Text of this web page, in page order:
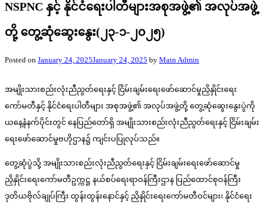
NSPNC နှင့် နိုင်ငံရေးပါတီများအစုအဖွဲ့၏ အလုပ်အဖွဲ့
တို့ တွေ့ဆုံဆွေးနွေး(၂၃-၁-၂၀၂၅)
Posted on January 24, 2025January 24, 2025 by Main Admin
အမျိုးသားစည်းလုံးညီညွတ်ရေးနှင့် ငြိမ်းချမ်းရေးဖော်ဆောင်မှုညှိနှိုင်းရေး
ကော်မတီနှင့် နိုင်ငံရေးပါတီများ အစုအဖွဲ့၏ အလုပ်အဖွဲ့တို့ တွေ့ဆုံဆွေးနွေးပွဲကို
ယနေ့နံနက်ပိုင်းတွင် နေပြည်တော်ရှိ အမျိုးသားစည်းလုံးညီညွတ်ရေးနှင့် ငြိမ်းချမ်း
ရေးဖော်ဆောင်မှုဗဟိုဌာန၌ ကျင်းပပြုလုပ်သည်။
တွေ့ဆုံပွဲသို့ အမျိုးသားစည်းလုံးညီညွတ်ရေးနှင့် ငြိမ်းချမ်းရေးဖော်ဆောင်မှု
ညှိနှိုင်းရေးကော်မတီဥက္ကဋ္ဌ နယ်စပ်ရေးရာဝန်ကြီးဌာန ပြည်ထောင်စုဝန်ကြီး
ဒုတိယဗိုလ်ချုပ်ကြီး ထွန်းထွန်းနောင်နှင့် ညှိနှိုင်းရေးကော်မတီဝင်များ၊ နိုင်ငံရေး